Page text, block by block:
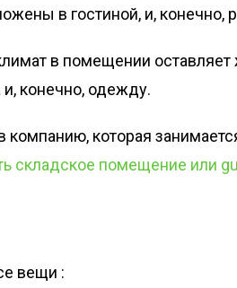
в гостиной, и, конечно,
в помещении
конечно, одежду.
которая
складское помещение или
вещи :